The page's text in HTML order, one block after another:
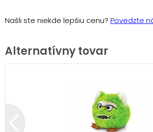
Našli ste niekde lepšiu cenu? Povedzte
Alternatívny tovar